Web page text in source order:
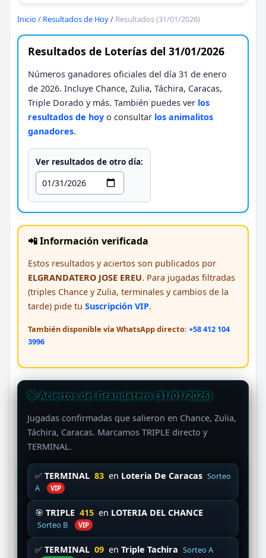
Inicio / Resultados de Hoy/ Resultados (31/01/2026)
Resultados de Loterías del 31/01/2026
Números ganadores oficiales del día 31 de enero
de 2026. Incluye Chance, Zulia, Táchira, Caracas,
Triple Dorado y más. También puedes ver los
resultados de hoy o consultar los animalitos
ganadores.
Ver resultados de otro día:
📲 Información verificada
Estos resultados y aciertos son publicados por
ELGRANDATERO JOSE EREU. Para jugadas filtradas
(triples Chance y Zulia, terminales y cambios de la
tarde) pide tu Suscripción VIP.
También disponible vía WhatsApp directo: +58 412 104
3996
🎯 Aciertos del Grandatero (31/01/2026)
Jugadas confirmadas que salieron en Chance, Zulia,
Táchira, Caracas. Marcamos TRIPLE directo y
TERMINAL.
✅ TERMINAL 83 en Loteria De Caracas Sorteo
A
VIP
🎯 TRIPLE 415 en LOTERIA DEL CHANCE
Sorteo B VIP
✅ TERMINAL 09 en Triple Tachira Sorteo A